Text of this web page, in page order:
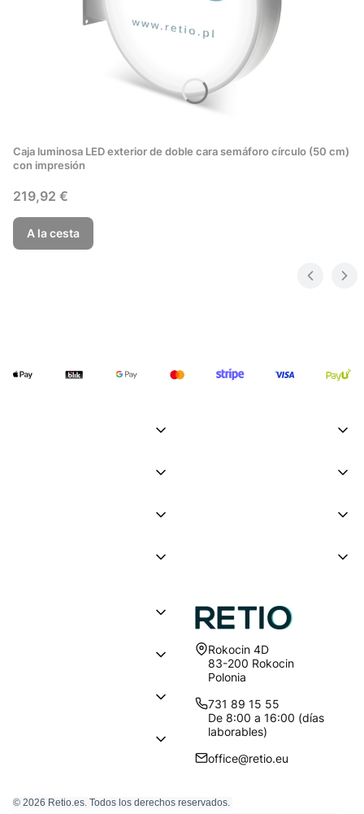
Caja luminosa LED exterior de doble cara semáforo círculo (50 cm)
con impresión
Precio
219,92 €
A la cesta
Dirección:
Rokocin 4D
83-200 Rokocin
Polonia
731 89 15 55
De 8:00 a 16:00 (días
laborables)
office@retio.eu
© 2026 Retio.es. Todos los derechos reservados.